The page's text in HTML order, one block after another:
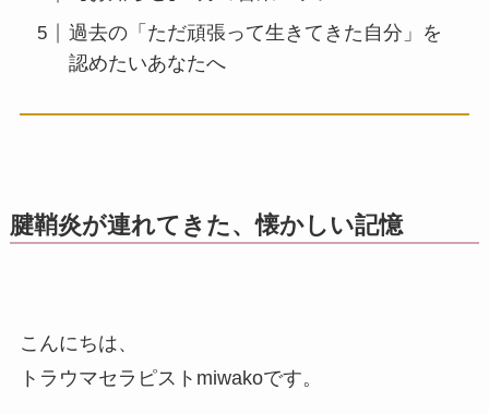
過去の「ただ頑張って生きてきた自分」を
認めたいあなたへ
腱鞘炎が連れてきた、懐かしい記憶
こんにちは、
トラウマセラピストmiwakoです。